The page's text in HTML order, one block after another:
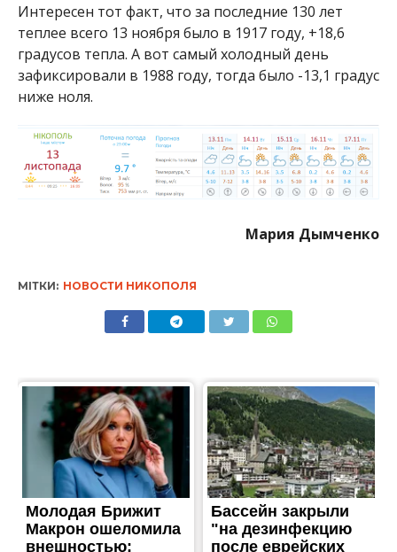
Интересен тот факт, что за последние 130 лет
теплее всего 13 ноября было в 1917 году, +18,6
градусов тепла. А вот самый холодный день
зафиксировали в 1988 году, тогда было -13,1 градус
ниже ноля.
Мария Дымченко
МІТКИ: НОВОСТИ НИКОПОЛЯ